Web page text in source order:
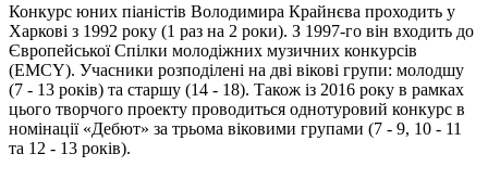
Конкурс юних піаністів Володимира Крайнєва проходить у
Харкові з 1992 року (1 раз на 2 роки). З 1997-го він входить до
Європейської Спілки молодіжних музичних конкурсів
(EMCY). Учасники розподілені на дві вікові групи: молодшу
(7 - 13 років) та старшу (14 - 18). Також із 2016 року в рамках
цього творчого проекту проводиться однотуровий конкурс в
номінації «Дебют» за трьома віковими групами (7 - 9, 10 - 11
та 12 - 13 років).